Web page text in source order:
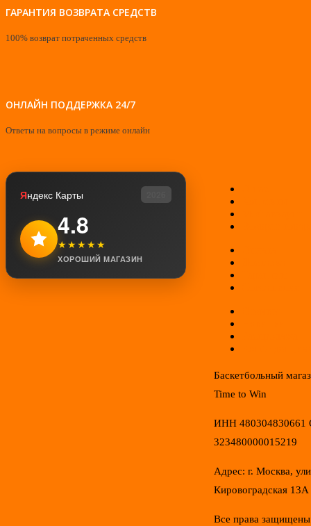
ГАРАНТИЯ ВОЗВРАТА СРЕДСТВ
100% возврат потраченных средств
ОНЛАЙН ПОДДЕРЖКА 24/7
Ответы на вопросы в режиме онлайн
Яндекс Карты
4.8
★★★★★
ХОРОШИЙ МАГАЗИН
Баскетбольный
Time to Win
ИНН 480304830661
323480000015219
Адрес: г. Москва,
Кировоградская 13А
Все права